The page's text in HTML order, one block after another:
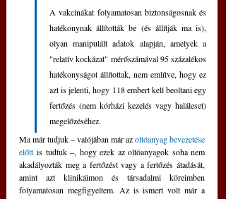
A vakcinákat folyamatosan biztonságosnak és
hatékonynak állították be (és állítják ma is),
olyan manipulált adatok alapján, amelyek a
"relatív kockázat" mérőszámával 95 százalékos
hatékonyságot állítottak, nem említve, hogy ez
azt is jelenti, hogy 118 embert kell beoltani egy
fertőzés (nem kórházi kezelés vagy haláleset)
megelőzéséhez.
Ma már tudjuk – valójában már az oltóanyag bevezetése
előtt is tudtuk –, hogy ezek az oltóanyagok soha nem
akadályozták meg a fertőzést vagy a fertőzés átadását,
amint azt klinikáimon és társadalmi köreimben
folyamatosan megfigyeltem. Az is ismert volt már a